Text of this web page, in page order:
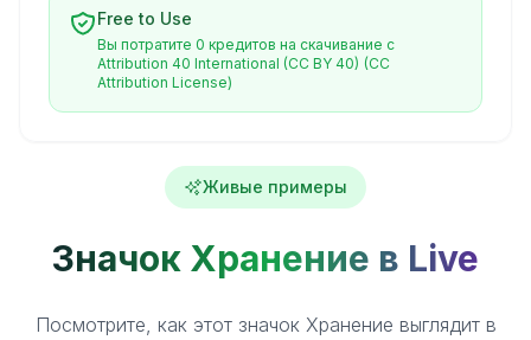
Free to Use
Вы потратите 0 кредитов на скачивание с
Attribution 40 International (CC BY 40) (CC
Attribution License)
Живые примеры
Значок Хранение в Live
Посмотрите, как этот значок Хранение выглядит в